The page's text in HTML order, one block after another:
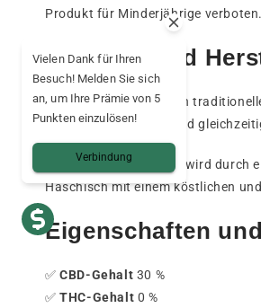
Produkt für Minderjährige
Herkunft und
MOELLEUX 30 % ist von
Hanfs erhalten, während
Seine cremige Struktur wird
Haschisch mit einem köstlichen
Eigenschaften
✅CBD-Gehalt 30 %
✅THC-Gehalt 0 %
Vielen Dank für Ihren
Besuch! Melden Sie sich
an, um Ihre Prämie von 5
Punkten einzulösen!
Verbindung